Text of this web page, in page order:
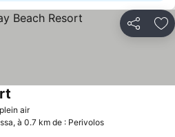
Partager
air
à 0.7 km de : Perivolos